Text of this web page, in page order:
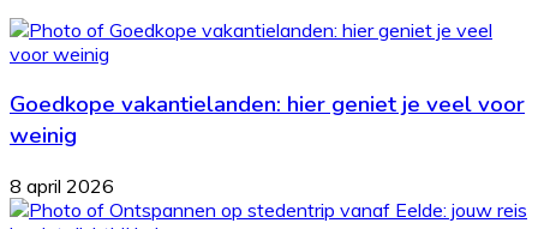
Goedkope vakantielanden: hier geniet je veel voor
weinig
8 april 2026